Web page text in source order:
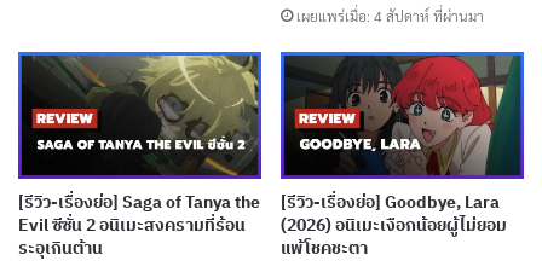
บทความที่เกี่ยวข้อง
[รีวิว-เรื่องย่อ] Hanaori-san (2026) อดีตจอมมาร
เกิดใหม่ปะทะวีรสตรีในรั้วโรงเรียน
เผยแพร่เมื่อ: 3 สัปดาห์ ที่ผ่านมา
เผยแพร่เมื่อ: 4 สัปดาห์ ที่ผ่านมา
[รีวิว-เรื่องย่อ] Saga of Tanya the
Evil ซีซั่น 2 อนิเมะสงครามที่ร้อน
ระอุเกินต้าน
[รีวิว-เรื่องย่อ] Goodbye, Lara
(2026) อนิเมะเงือกน้อยผู้ไม่ยอม
แพ้โชคชะตา